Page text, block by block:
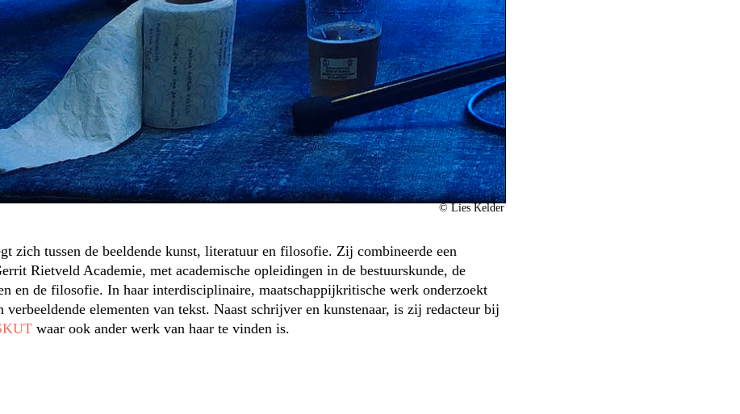
© Lies Kelder
zich tussen de beeldende kunst, literatuur en filosofie. Zij combineerde een
Rietveld Academie, met academische opleidingen in de bestuurskunde, de
en de filosofie. In haar interdisciplinaire, maatschappijkritische werk onderzoekt
verbeeldende elementen van tekst. Naast schrijver en kunstenaar, is zij redacteur bij
waar ook ander werk van haar te vinden is.